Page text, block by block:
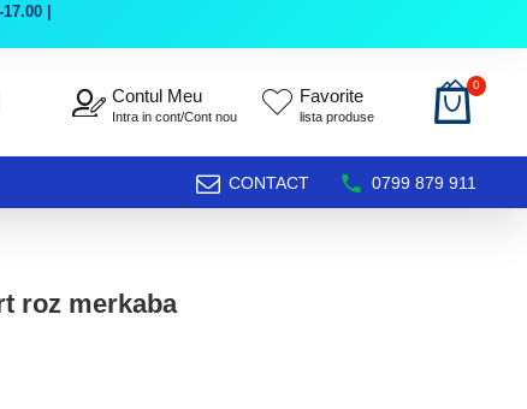
|
Contul Meu
Intra in cont/Cont nou
Favorite
lista produse
0
CONTACT 0799 879 911
roz merkaba